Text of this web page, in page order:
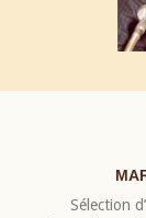
Sélection